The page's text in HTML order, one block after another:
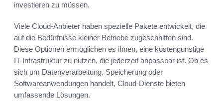
investieren zu müssen.
Viele Cloud-Anbieter haben spezielle Pakete entwickelt, die
auf die Bedürfnisse kleiner Betriebe zugeschnitten sind.
Diese Optionen ermöglichen es ihnen, eine kostengünstige
IT-Infrastruktur zu nutzen, die jederzeit anpassbar ist. Ob es
sich um Datenverarbeitung, Speicherung oder
Softwareanwendungen handelt, Cloud-Dienste bieten
umfassende Lösungen.